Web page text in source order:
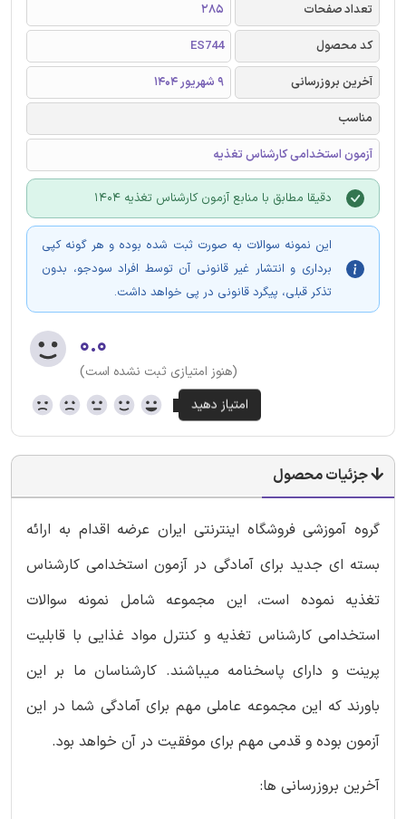
تعداد صفحات
285
کد محصول
ES744
آخرین بروزرسانی
9 شهریور 1404
مناسب
آزمون استخدامی کارشناس تغذیه
دقیقا مطابق با منابع آزمون کارشناس تغذیه 1404
این نمونه سوالات به صورت ثبت شده بوده و هر گونه کپی
برداری و انتشار غیر قانونی آن توسط افراد سودجو، بدون
تذکر قبلی، پیگرد قانونی در پی خواهد داشت.
۰.۰
(هنوز امتیازی ثبت نشده است)
جزئیات محصول
گروه آموزشی فروشگاه اینترنتی ایران عرضه اقدام به ارائه
بسته ای جدید برای آمادگی در آزمون استخدامی کارشناس
تغذیه نموده است، این مجموعه شامل نمونه سوالات
استخدامی کارشناس تغذیه و کنترل مواد غذایی با قابلیت
پرینت و دارای پاسخنامه میباشند. کارشناسان ما بر این
باورند که این مجموعه عاملی مهم برای آمادگی شما در این
آزمون بوده و قدمی مهم برای موفقیت در آن خواهد بود.
آخرین بروزرسانی ها: